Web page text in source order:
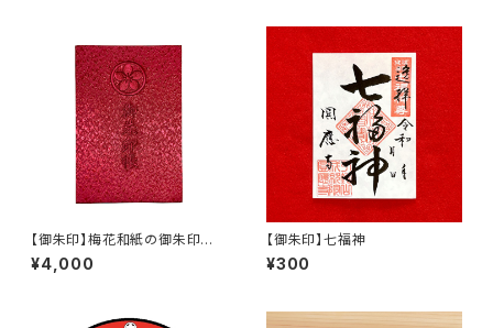
【御朱印】梅花和紙の御朱印帳
(赤)
¥4,000
【御朱印】七福神
¥300